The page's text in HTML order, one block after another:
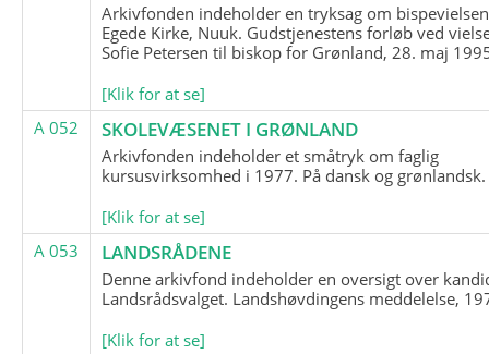
Arkivfonden indeholder en tryksag om
Egede Kirke, Nuuk. Gudstjenestens forløb ved
Sofie Petersen til biskop for Grønland, 28. maj
[Klik for at se]
A 052
SKOLEVÆSENET I GRØNLAND
Arkivfonden indeholder et småtryk om faglig
kursusvirksomhed i 1977. På dansk og grønlandsk.
[Klik for at se]
A 053
LANDSRÅDENE
Denne arkivfond indeholder en oversigt over
Landsrådsvalget. Landshøvdingens meddelelse,
[Klik for at se]